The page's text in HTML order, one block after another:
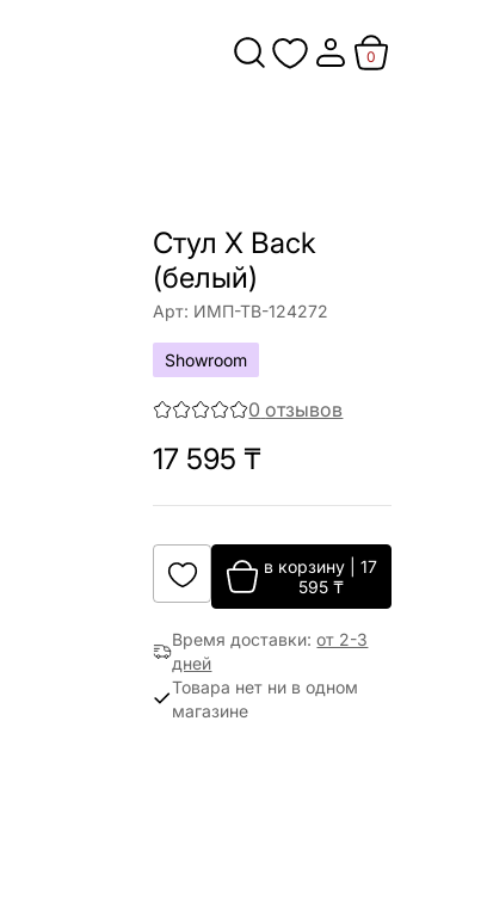
0
Стул X Back
(белый)
Арт: ИМП-ТВ-124272
Showroom
0 отзывов
17 595 ₸
в корзину |17
595₸
Время доставки:от 2-3
дней
Товара нет ни в одном
магазине